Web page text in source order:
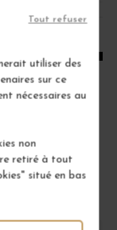
utiliser des
sur ce
nécessaires au
non
retiré à tout
situé en bas
Tout refuser